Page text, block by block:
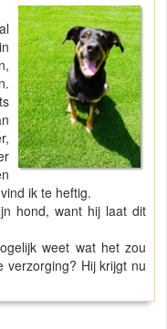
ik te heftig.
hond, want hij laat dit
weet wat het zou
verzorging? Hij krijgt nu